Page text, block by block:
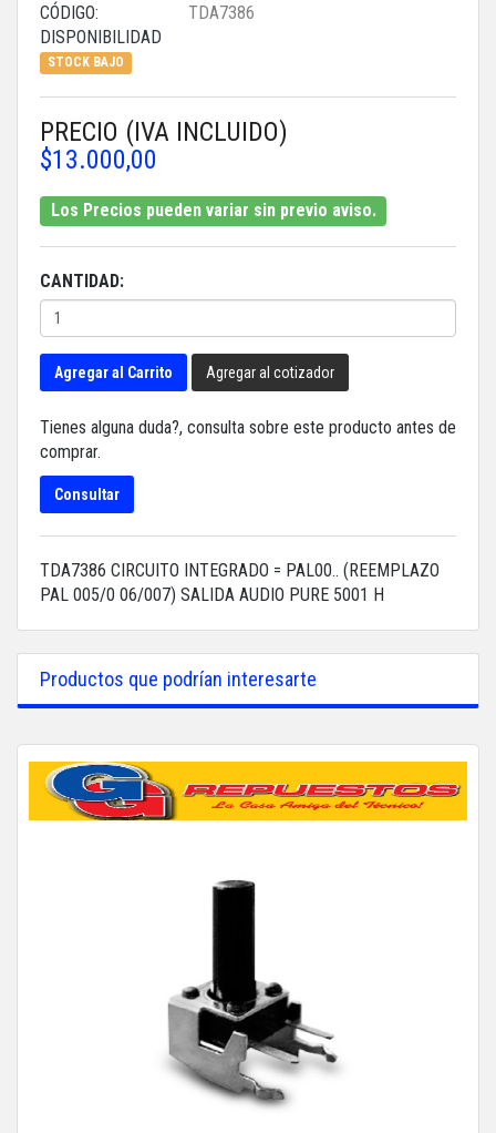
CÓDIGO:
TDA7386
DISPONIBILIDAD
STOCK BAJO
PRECIO (IVA INCLUIDO)
$13.000,00
Los Precios pueden variar sin previo aviso.
CANTIDAD:
Agregar al Carrito Agregar al cotizador
Tienes alguna duda?, consulta sobre este producto antes de
comprar.
Consultar
TDA7386 CIRCUITO INTEGRADO = PAL00.. (REEMPLAZO
PAL 005/0 06/007) SALIDA AUDIO PURE 5001 H
Productos que podrían interesarte